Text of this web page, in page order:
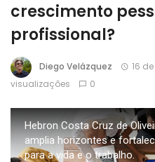
crescimento
profissional?
Diego Velázquez 16
visualizações
0
Hebron Costa Cruz de
amplia horizontes e
para a vida e o trabalho.